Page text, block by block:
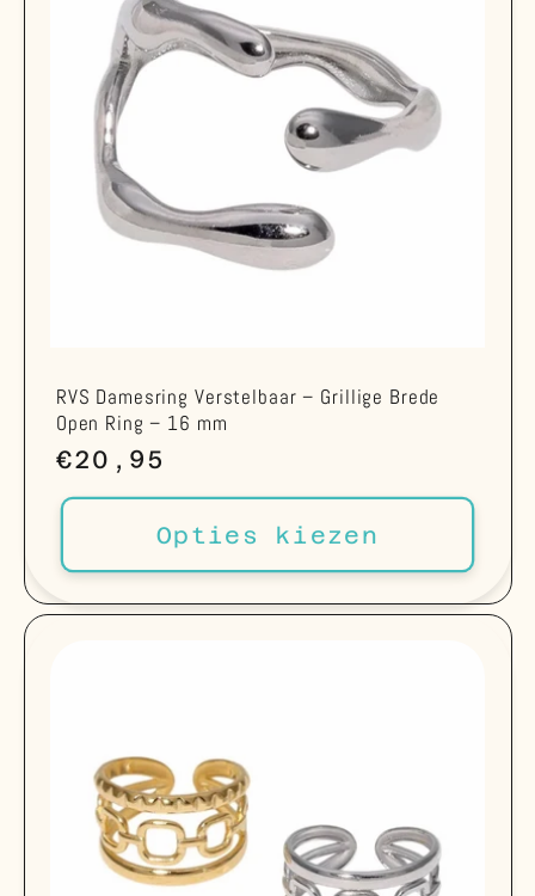
RVS Damesring Verstelbaar – Grillige Brede
Open Ring – 16 mm
Normale
prijs
€20,95
Opties kiezen